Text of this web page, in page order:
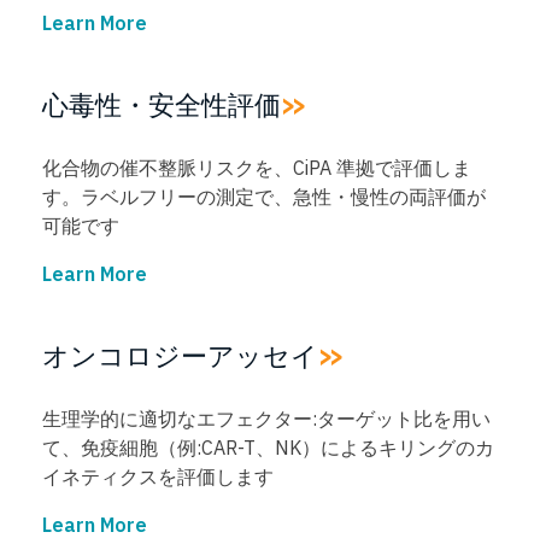
Learn More
心毒性・安全性評価
化合物の催不整脈リスクを、CiPA 準拠で評価しま
す。ラベルフリーの測定で、急性・慢性の両評価が
可能です
Learn More
オンコロジーアッセイ
生理学的に適切なエフェクター:ターゲット比を用い
て、免疫細胞（例:CAR-T、NK）によるキリングのカ
イネティクスを評価します
Learn More